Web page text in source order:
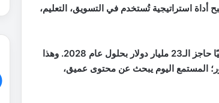
استراتيجية تُستخدم في التسويق، التعليم،
بحسب الدراسات، من المتوقع أن تتجاوز قيمة سوق البودكاست عالميًا حاجز الـ23 مليار دولار بحلول عام 2028. وهذا
المستمع اليوم يبحث عن محتوى عميق،